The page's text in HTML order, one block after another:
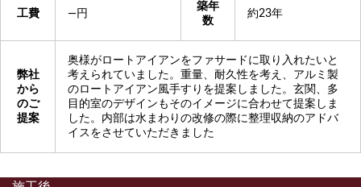
工費 ―円
築年
数
約23年
弊社
から
のご
提案
奥様がロートアイアンをファサードに取り入れたいと
考えられていました。重量、耐久性を考え、アルミ製
のロートアイアン風手すりを提案しました。玄関、多
目的室のデザインもそのイメージに合わせて提案しま
した。内部は水まわりの改修の際に整理収納のアドバ
イスをさせていただきました